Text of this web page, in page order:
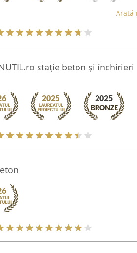
Arată
stație beton și